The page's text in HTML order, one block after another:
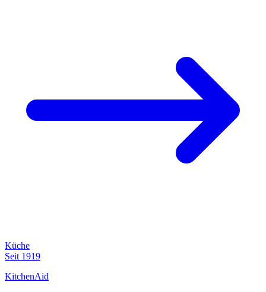
Küche
Seit 1919
KitchenAid